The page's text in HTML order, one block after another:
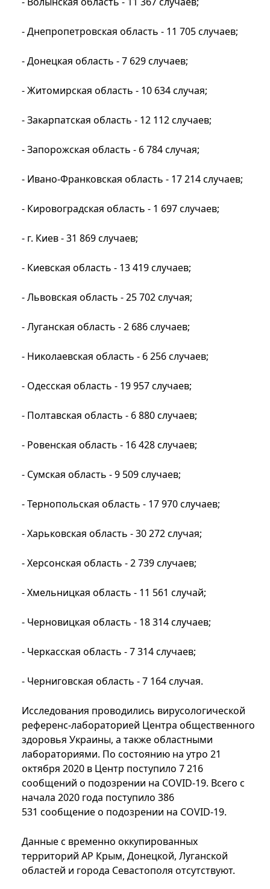
- Днепропетровская область - 11 705 случаев;
- Донецкая область - 7 629 случаев;
- Житомирская область - 10 634 случая;
- Закарпатская область - 12 112 случаев;
- Запорожская область - 6 784 случая;
- Ивано-Франковская область - 17 214 случаев;
- Кировоградская область - 1 697 случаев;
- г. Киев - 31 869 случаев;
- Киевская область - 13 419 случаев;
- Львовская область - 25 702 случая;
- Луганская область - 2 686 случаев;
- Николаевская область - 6 256 случаев;
- Одесская область - 19 957 случаев;
- Полтавская область - 6 880 случаев;
- Ровенская область - 16 428 случаев;
- Сумская область - 9 509 случаев;
- Тернопольская область - 17 970 случаев;
- Харьковская область - 30 272 случая;
- Херсонская область - 2 739 случаев;
- Хмельницкая область - 11 561 случай;
- Черновицкая область - 18 314 случаев;
- Черкасская область - 7 314 случаев;
- Черниговская область - 7 164 случая.
Исследования проводились вирусологической
референс-лабораторией Центра общественного
здоровья Украины, а также областными
лабораториями. По состоянию на утро 21
октября 2020 в Центр поступило 7 216
сообщений о подозрении на COVID-19. Всего с
начала 2020 года поступило 386
531 сообщение о подозрении на COVID-19.
Данные с временно оккупированных
территорий АР Крым, Донецкой, Луганской
областей и города Севастополя отсутствуют.